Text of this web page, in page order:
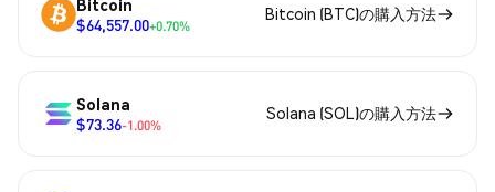
Bitcoin
$64,557.00+0.70%
Bitcoin (BTC)の購入方法
Solana
$73.36-1.00%
Solana (SOL)の購入方法